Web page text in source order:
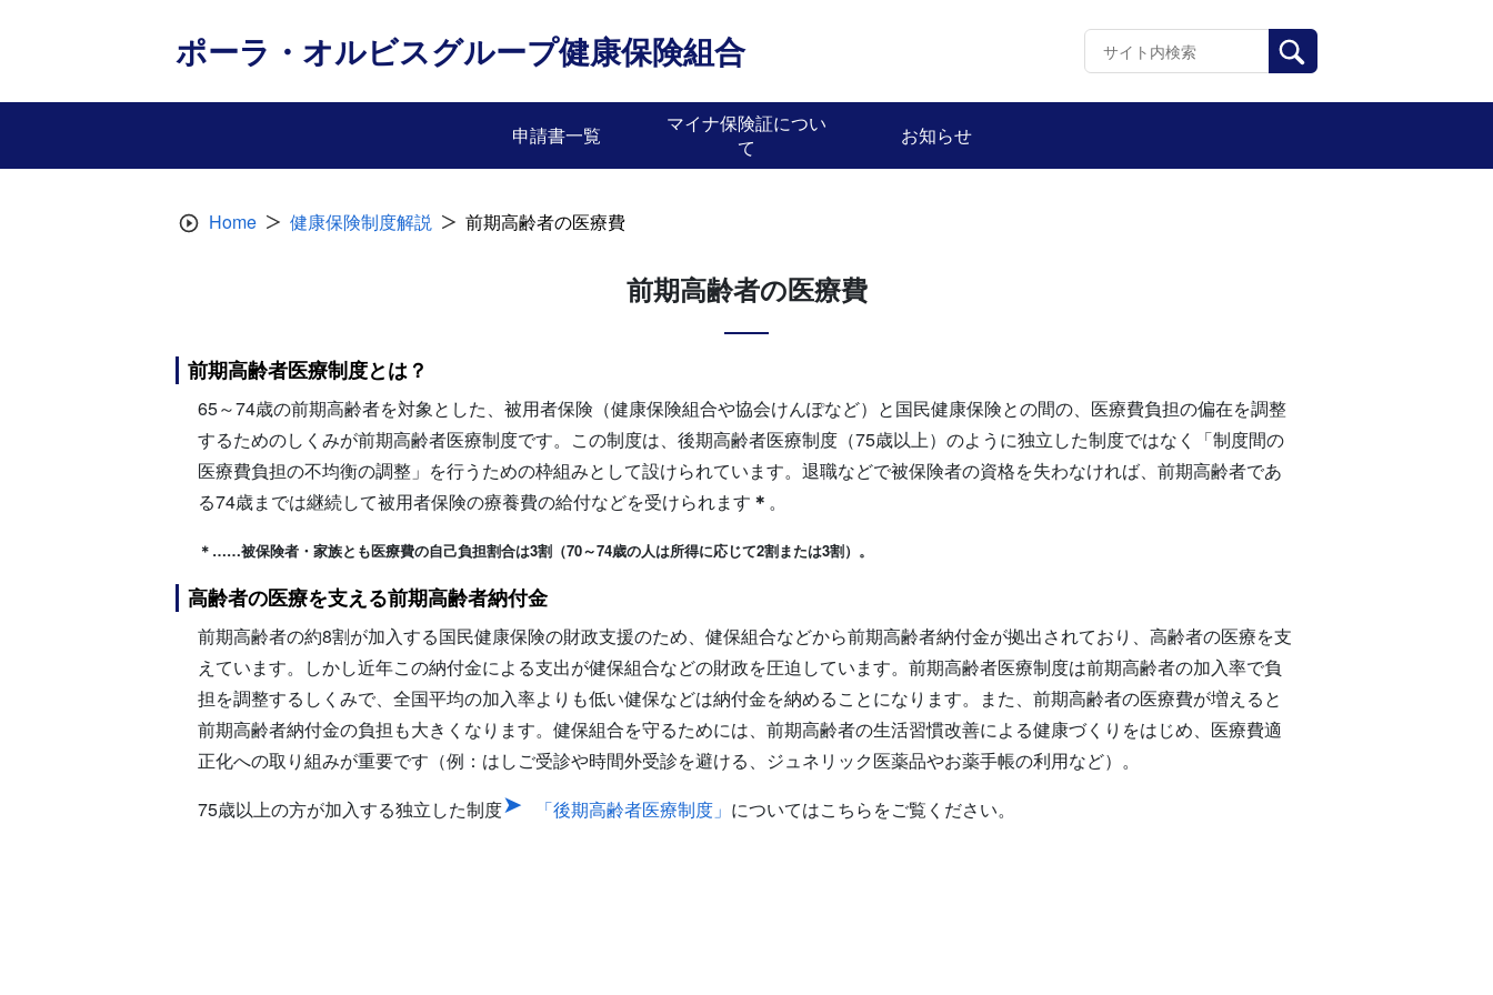
ポーラ・オルビスグループ健康保険組合
申請書一覧
マイナ保険証につい
て
お知らせ
Home 健康保険制度解説 前期高齢者の医療費
前期高齢者の医療費
前期高齢者医療制度とは？
65～74歳の前期高齢者を対象とした、被用者保険（健康保険組合や協会けんぽなど）と国民健康保険との間の、医療費負担の偏在を調整
するためのしくみが前期高齢者医療制度です。この制度は、後期高齢者医療制度（75歳以上）のように独立した制度ではなく「制度間の
医療費負担の不均衡の調整」を行うための枠組みとして設けられています。退職などで被保険者の資格を失わなければ、前期高齢者であ
る74歳までは継続して被用者保険の療養費の給付などを受けられます ＊ 。
＊……被保険者・家族とも医療費の自己負担割合は3割（70～74歳の人は所得に応じて2割または3割）。
高齢者の医療を支える前期高齢者納付金
前期高齢者の約8割が加入する国民健康保険の財政支援のため、健保組合などから前期高齢者納付金が拠出されており、高齢者の医療を支
えています。しかし近年この納付金による支出が健保組合などの財政を圧迫しています。前期高齢者医療制度は前期高齢者の加入率で負
担を調整するしくみで、全国平均の加入率よりも低い健保などは納付金を納めることになります。また、前期高齢者の医療費が増えると
前期高齢者納付金の負担も大きくなります。健保組合を守るためには、前期高齢者の生活習慣改善による健康づくりをはじめ、医療費適
正化への取り組みが重要です（例：はしご受診や時間外受診を避ける、ジュネリック医薬品やお薬手帳の利用など）。
75歳以上の方が加入する独立した制度
「後期高齢者医療制度」 についてはこちらをご覧ください。